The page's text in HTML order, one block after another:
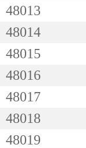
48013
48014
48015
48016
48017
48018
48019